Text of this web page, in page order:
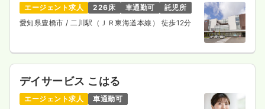
エージェント求人 226床 車通勤可
託児所
愛知県豊橋市/ 二川駅（ＪＲ東海道本線） 徒歩12分
デイサービス こはる
エージェント求人
車通勤可